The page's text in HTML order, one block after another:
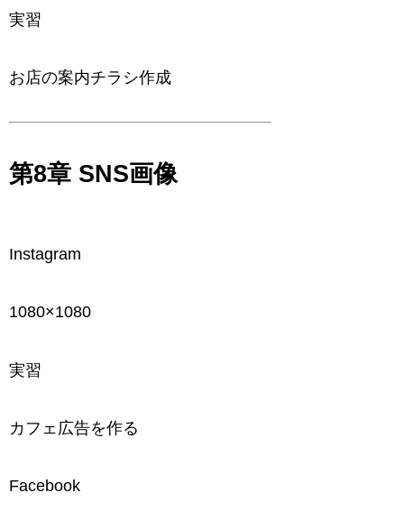
実習
お店の案内チラシ作成
第8章 SNS画像
Instagram
1080×1080
実習
カフェ広告を作る
Facebook